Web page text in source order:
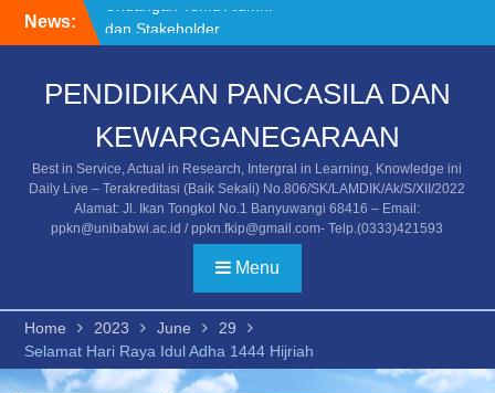
News:
Kunjungan ke Tempat
Asistensi Mengajar/PPL
PGRI Banyuwangi
Stakeholder
Undangan Temu Alumni
dan Stakeholder
PENDIDIKAN PANCASILA DAN
KEWARGANEGARAAN
Best in Service, Actual in Research, Intergral in Learning, Knowledge ini
Daily Live – Terakreditasi (Baik Sekali) No.806/SK/LAMDIK/Ak/S/XII/2022
Alamat: Jl. Ikan Tongkol No.1 Banyuwangi 68416 – Email:
ppkn@unibabwi.ac.id / ppkn.fkip@gmail.com- Telp.(0333)421593
Menu
Home 2023 June
29
Selamat Hari Raya Idul Adha 1444 Hijriah